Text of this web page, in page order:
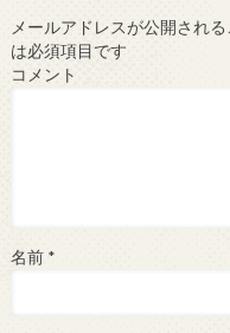
メールアドレスが公開される
は必須項目です
コメント
名前 *